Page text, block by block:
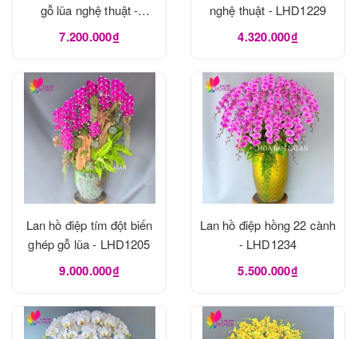
gỗ lũa nghệ thuật -
LHD1273
7.200.000₫
nghệ thuật - LHD1229
4.320.000₫
Lan hồ điệp tím đột biến
ghép gỗ lũa - LHD1205
9.000.000₫
Lan hồ điệp hồng 22 cành
- LHD1234
5.500.000₫